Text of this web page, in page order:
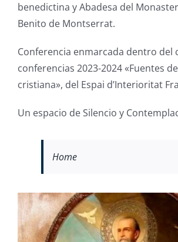
benedictina y Abadesa del
Benito de Montserrat.
Conferencia enmarcada dentro del
conferencias 2023-2024 «Fuentes
cristiana», del Espai d’Interioritat
Un espacio de Silencio y
Home